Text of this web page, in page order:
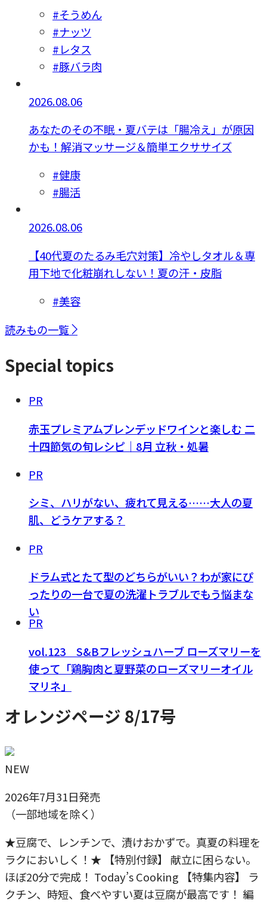
#そうめん
#ナッツ
#レタス
#豚バラ肉
2026.08.06
あなたのその不眠・夏バテは「腸冷え」が原因
かも！解消マッサージ＆簡単エクササイズ
#健康
#腸活
2026.08.06
【40代夏のたるみ毛穴対策】冷やしタオル＆専
用下地で化粧崩れしない！夏の汗・皮脂
#美容
読みもの一覧
Special topics
PR
赤玉プレミアムブレンデッドワインと楽しむ 二
十四節気の旬レシピ｜8月 立秋・処暑
PR
シミ、ハリがない、疲れて見える……大人の夏
肌、どうケアする？
PR
ドラム式とたて型のどちらがいい？わが家にぴ
ったりの一台で夏の洗濯トラブルでもう悩まな
い
PR
vol.123 S&Bフレッシュハーブ ローズマリーを
使って「鶏胸肉と夏野菜のローズマリーオイル
マリネ」
オレンジページ 8/17号
NEW
2026年7月31日発売
（一部地域を除く）
★豆腐で、レンチンで、漬けおかずで。真夏の料理を
ラクにおいしく！★ 【特別付録】 献立に困らない。
ほぼ20分で完成！ Today’s Cooking 【特集内容】 ラ
クチン、時短、食べやすい夏は豆腐が最高です！ 編